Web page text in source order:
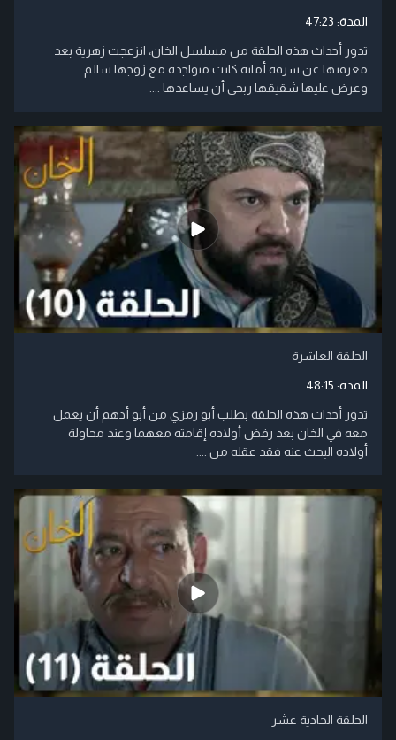
المدة: 47:23
تدور أحداث هذه الحلقة من مسلسل الخان، انزعجت زهرية بعد
معرفتها عن سرقة أمانة كانت متواجدة مع زوجها سالم
وعرض عليها شقيقها ربحي أن يساعدها ....
الحلقة العاشرة
المدة: 48:15
تدور أحداث هذه الحلقة بطلب أبو رمزي من أبو أدهم أن يعمل
معه في الخان بعد رفض أولاده إقامته معهما وعند محاولة
أولاده البحث عنه فقد عقله من ....
الحلقة الحادية عشر